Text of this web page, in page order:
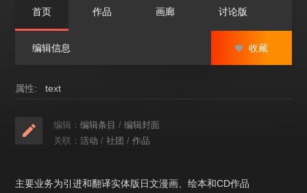
首页 作品 画廊 讨论版
编辑信息 收藏
属性: text
编辑：编辑条目 /编辑封面
关联：活动 /社团 /作品
主要业务为引进和翻译实体版日文漫画、绘本和CD作品